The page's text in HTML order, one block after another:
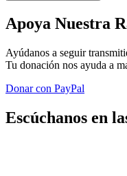
Apoya Nuestra
Ayúdanos a seguir
Tu donación nos ayuda a
Donar con PayPal
Escúchanos en